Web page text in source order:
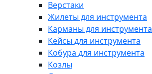
Верстаки
Жилеты для инструмента
Карманы для инструмента
Кейсы для инструмента
Кобура для инструмента
Козлы